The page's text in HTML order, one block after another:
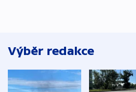
Výběr redakce